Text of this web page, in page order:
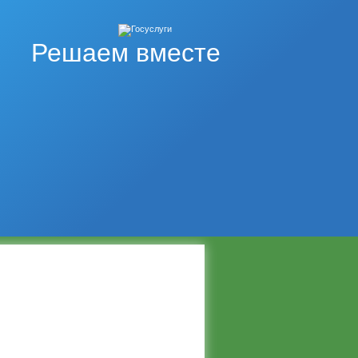
Решаем вместе